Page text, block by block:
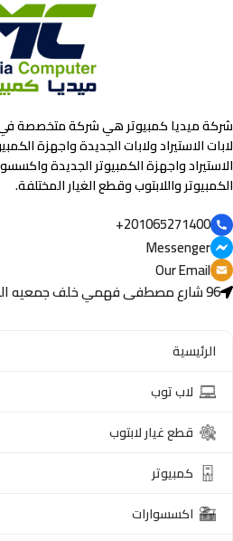
شركة ميديا كمبيوتر هي شركة متخصصة
لابات الاستيراد ولابات الجديدة واجهزة
الاستيراد واجهزة الكمبيوتر الجديدة
الكمبيوتر واللابتوب وقطع الغيار المختلفة.
201065271400+
Messenger
Our Email
96 شارع مصطفى فهمي خلف جمعيه الشبان المسلمين - المنيا
الرئيسية
لاب توب
قطع غيار لابتوب
كمبيوتر
اكسسوارات